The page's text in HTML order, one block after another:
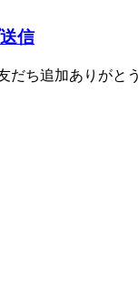
信
ち追加ありがと